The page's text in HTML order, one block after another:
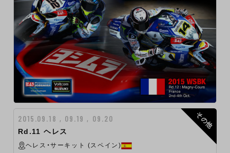
2015.09.18 , 09.19 , 09.20
Rd.11 ヘレス
ヘレス・サーキット (スペイン)
その他